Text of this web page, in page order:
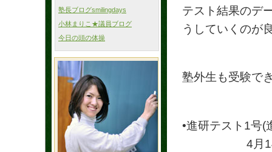
テスト結果のデ
うしていくのが
塾外生も受験で
•進研テスト1号(
4月14日(
塾長ブログsmilingdays
小林まりこ★議員ブログ
今日の頭の体操